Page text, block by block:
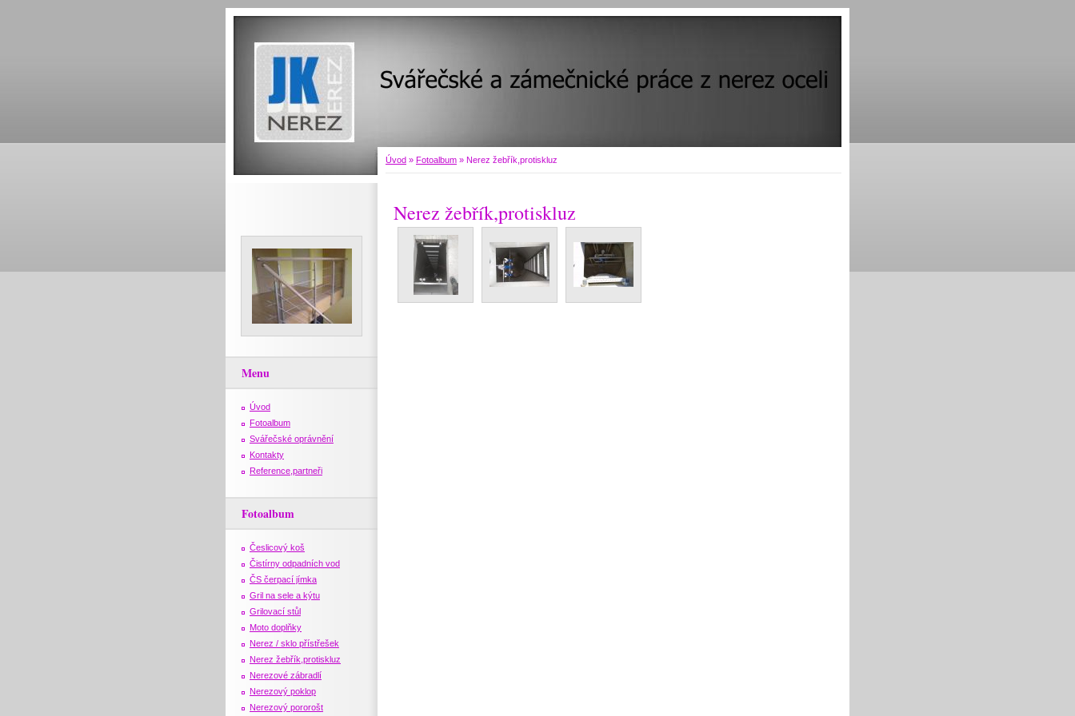
Úvod » Fotoalbum » Nerez žebřík,protiskluz
Nerez žebřík,protiskluz
Menu
Úvod
Fotoalbum
Svářečské oprávnění
Kontakty
Reference,partneři
Fotoalbum
Česlicový koš
Čistírny odpadních vod
ČS čerpací jímka
Gril na sele a kýtu
Grilovací stůl
Moto doplňky
Nerez / sklo přístřešek
Nerez žebřík,protiskluz
Nerezové zábradlí
Nerezový poklop
Nerezový pororošt